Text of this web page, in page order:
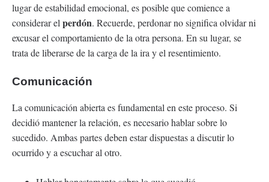
lugar de estabilidad emocional, es posible que comience a
considerar el perdón. Recuerde, perdonar no significa olvidar ni
excusar el comportamiento de la otra persona. En su lugar, se
trata de liberarse de la carga de la ira y el resentimiento.
Comunicación
La comunicación abierta es fundamental en este proceso. Si
decidió mantener la relación, es necesario hablar sobre lo
sucedido. Ambas partes deben estar dispuestas a discutir lo
ocurrido y a escuchar al otro.